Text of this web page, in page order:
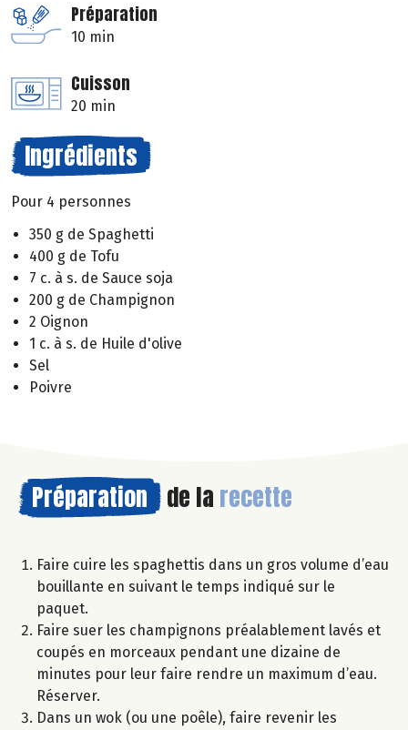
Préparation
10 min
Cuisson
20 min
Ingrédients
Pour 4 personnes
350 g de Spaghetti
400 g de Tofu
7 c. à s. de Sauce soja
200 g de Champignon
2 Oignon
1 c. à s. de Huile d'olive
Sel
Poivre
Préparation de la recette
Faire cuire les spaghettis dans un gros volume d’eau
bouillante en suivant le temps indiqué sur le
paquet.
Faire suer les champignons préalablement lavés et
coupés en morceaux pendant une dizaine de
minutes pour leur faire rendre un maximum d’eau.
Réserver.
Dans un wok (ou une poêle), faire revenir les